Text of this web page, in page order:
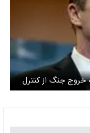
خروج جنگ از کنترل